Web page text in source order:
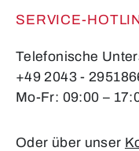
SERVICE-
Telefonische
+49 2043 -
Mo-Fr: 09:00 –
Oder über unser